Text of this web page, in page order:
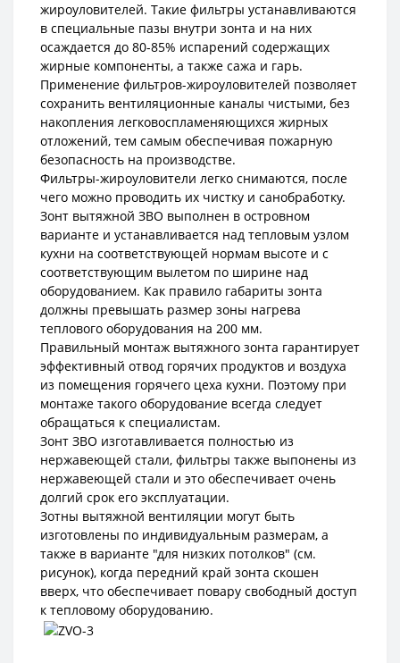
жироуловителей. Такие фильтры устанавливаются
в специальные пазы внутри зонта и на них
осаждается до 80-85% испарений содержащих
жирные компоненты, а также сажа и гарь.
Применение фильтров-жироуловителей позволяет
сохранить вентиляционные каналы чистыми, без
накопления легковоспламеняющихся жирных
отложений, тем самым обеспечивая пожарную
безопасность на производстве.
Фильтры-жироуловители легко снимаются, после
чего можно проводить их чистку и санобработку.
Зонт вытяжной ЗВО выполнен в островном
варианте и устанавливается над тепловым узлом
кухни на соответствующей нормам высоте и с
соответствующим вылетом по ширине над
оборудованием. Как правило габариты зонта
должны превышать размер зоны нагрева
теплового оборудования на 200 мм.
Правильный монтаж вытяжного зонта гарантирует
эффективный отвод горячих продуктов и воздуха
из помещения горячего цеха кухни. Поэтому при
монтаже такого оборудование всегда следует
обращаться к специалистам.
Зонт ЗВО изготавливается полностью из
нержавеющей стали, фильтры также выпонены из
нержавеющей стали и это обеспечивает очень
долгий срок его эксплуатации.
Зотны вытяжной вентиляции могут быть
изготовлены по индивидуальным размерам, а
также в варианте "для низких потолков" (см.
рисунок), когда передний край зонта скошен
вверх, что обеспечивает повару свободный доступ
к тепловому оборудованию.